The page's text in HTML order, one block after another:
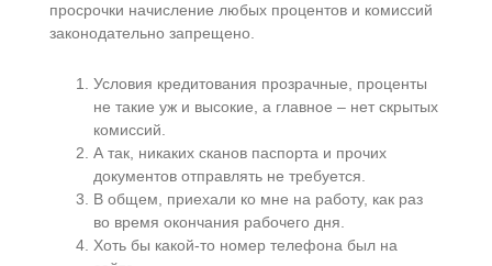
просрочки начисление любых процентов и комиссий
законодательно запрещено.
Условия кредитования прозрачные, проценты
не такие уж и высокие, а главное – нет скрытых
комиссий.
А так, никаких сканов паспорта и прочих
документов отправлять не требуется.
В общем, приехали ко мне на работу, как раз
во время окончания рабочего дня.
Хоть бы какой-то номер телефона был на